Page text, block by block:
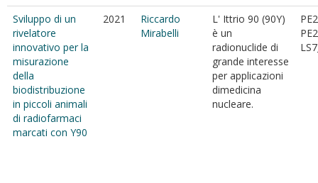
Sviluppo di un
rivelatore
innovativo per la
misurazione
della
biodistribuzione
in piccoli animali
di radiofarmaci
marcati con Y90
2021
Riccardo
Mirabelli
L' Ittrio 90 (90Y)
è un
radionuclide di
grande interesse
per applicazioni
dimedicina
nucleare.